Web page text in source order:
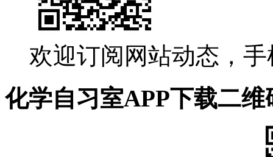
欢迎订阅网站动态，
化学自习室APP下载二维